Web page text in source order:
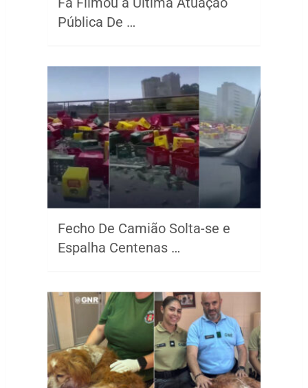
Pública De …
Fecho De Camião Solta-se e
Espalha Centenas …